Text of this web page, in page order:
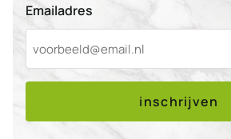
Emailadres
inschrijven